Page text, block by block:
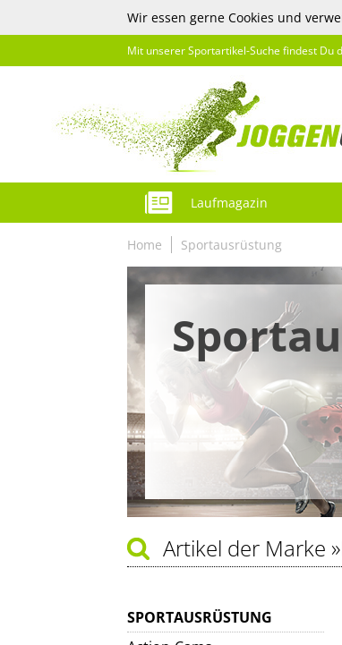
Wir essen gerne Cookies und
Mit unserer Sportartikel-Suche findest Du
Laufmagazin
Home Sportausrüstung
Artikel der Marke
SPORTAUSRÜSTUNG